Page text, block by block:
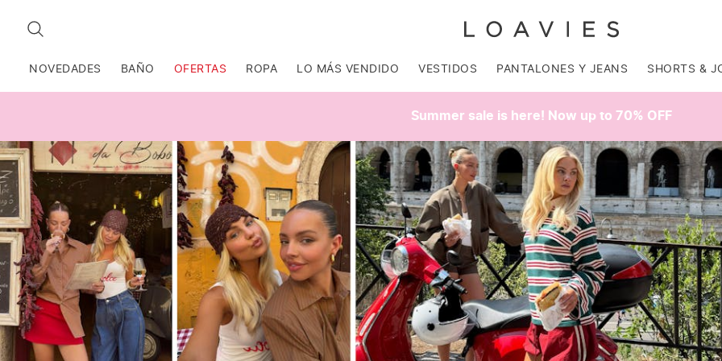
BUSCAR
NOVEDADES BAÑO OFERTAS ROPA LO MÁS VENDIDO VESTIDOS PANTALONES Y JEANS SHORTS &
Summer sale is here! Now up to 70% OFF